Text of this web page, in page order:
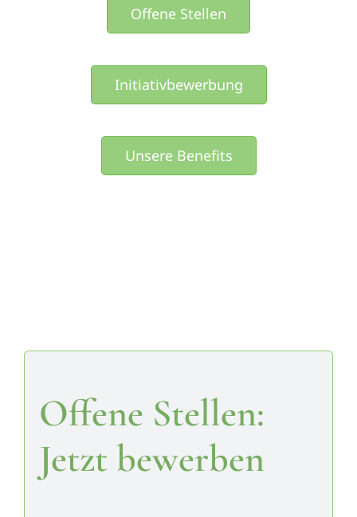
Offene Stellen
Initiativbewerbung
Unsere Benefits
Offene Stellen:
Jetzt bewerben